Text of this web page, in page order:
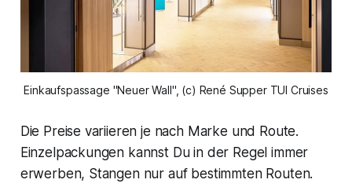
Einkaufspassage "Neuer Wall", (c) René Supper TUI Cruises
Die Preise variieren je nach Marke und Route.
Einzelpackungen kannst Du in der Regel immer
erwerben, Stangen nur auf bestimmten Routen.